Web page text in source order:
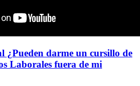
¿Pueden darme un cursillo de
Laborales fuera de mi